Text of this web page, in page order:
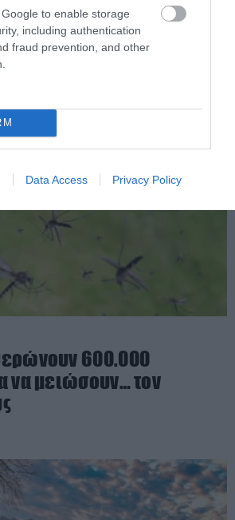
to enable storage
including authentication
fraud prevention, and other
Data Access Privacy Policy
έχει τόσο
χρώμα από άλλες
600.000
να μειώσουν… τον